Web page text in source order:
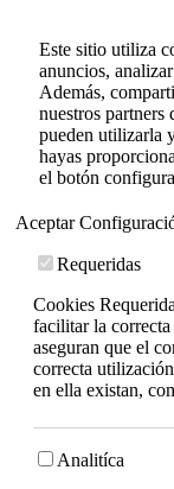
Este sitio utiliza
anuncios,
Además,
nuestros partners
pueden utilizarla
hayas
el botón
Aceptar
Requeridas
Cookies
facilitar la
aseguran que el
correcta
en ella existan,
Analitíca